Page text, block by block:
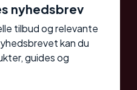
nyhedsbrev
tilbud og relevante
kan du
guides og